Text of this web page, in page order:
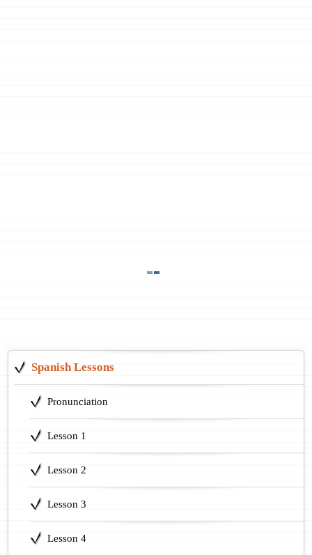
Spanish Lessons
Pronunciation
Lesson 1
Lesson 2
Lesson 3
Lesson 4